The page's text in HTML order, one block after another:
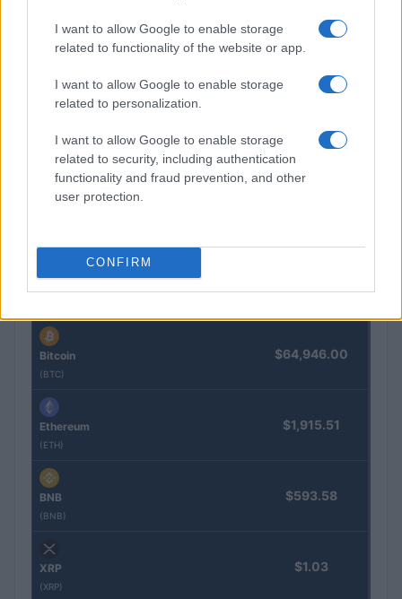
I want to allow Google to enable storage
related to functionality of the website or app.
I want to allow Google to enable storage
related to personalization.
I want to allow Google to enable storage
related to security, including authentication
functionality and fraud prevention, and other
user protection.
CONFIRM
Cómo aplicar un framework minimalista para gestionar
inversiones
Lucía Herrera · 5 Ago 2026
COTIZACIONES CRYPTO
Bitcoin
(BTC)
$64,946.00
Ethereum
(ETH)
$1,915.51
BNB
(BNB)
$593.58
XRP
(XRP)
$1.03